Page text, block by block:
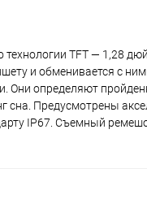
TFT — 1,28
и обменивается с
Они определяют
Предусмотрены
IP67. Съемный
раз в 2